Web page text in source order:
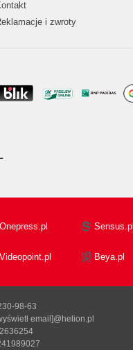
i zwroty
Onepress.pl Sensus.pl
Videopoint.pl Beya.pl
98-63
email]@helion.pl